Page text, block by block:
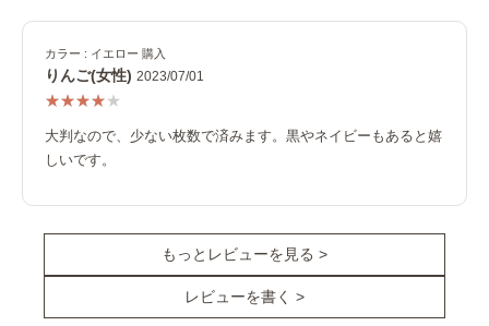
カラー : イエロー 購入
りんご(女性) 2023/07/01
大判なので、少ない枚数で済みます。黒やネイビーもあると嬉
しいです。
もっとレビューを見る >
レビューを書く >